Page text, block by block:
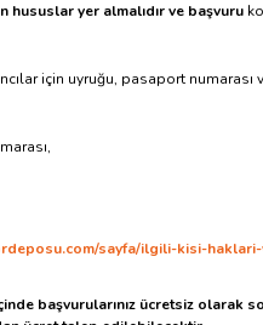
hususlar yer almalıdır ve başvuru
için uyruğu, pasaport numarası
sayfa/ilgili-kisi-
başvurularınız ücretsiz olarak